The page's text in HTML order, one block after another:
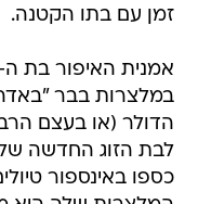
זמן עם בתו הקטנה.
במלצרות בבר "באדה
הדולר (או בעצם
לבת הזוג החדשה של
כספו באינספור